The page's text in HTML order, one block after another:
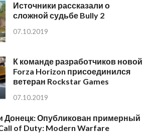
Источники рассказали о
сложной судьбе Bully 2
07.10.2019
К команде разработчиков новой
Forza Horizon присоединился
ветеран Rockstar Games
07.10.2019
Донецк: Опубликован примерный
of Duty: Modern Warfare